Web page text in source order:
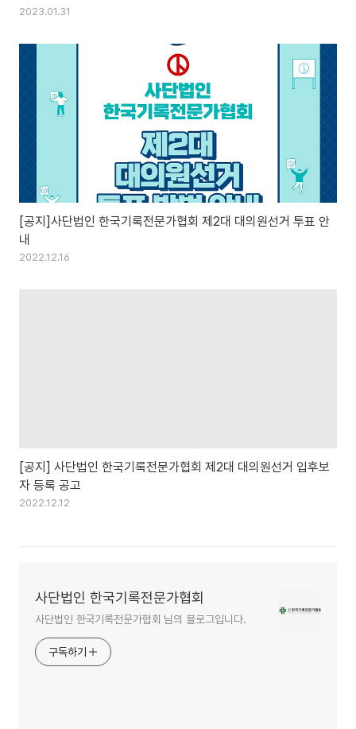
2023.01.31
[공지]사단법인 한국기록전문가협회 제2대 대의원선거 투표 안
내
2022.12.16
[공지] 사단법인 한국기록전문가협회 제2대 대의원선거 입후보
자 등록 공고
2022.12.12
사단법인 한국기록전문가협회
사단법인 한국기록전문가협회 님의 블로그입니다.
구독하기